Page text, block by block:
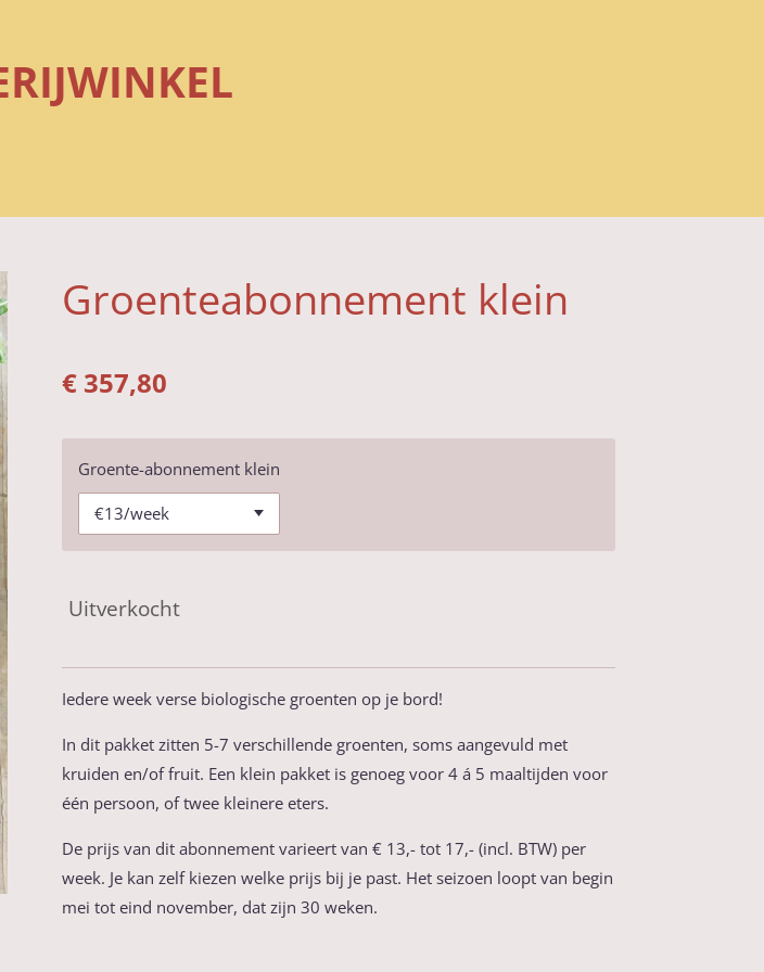
Groenteabonnement klein
€ 357,80
Groente-abonnement klein
Uitverkocht
Iedere week verse biologische groenten op je bord!
In dit pakket zitten 5-7 verschillende groenten, soms aangevuld met
kruiden en/of fruit. Een klein pakket is genoeg voor 4 á 5 maaltijden voor
één persoon, of twee kleinere eters.
De prijs van dit abonnement varieert van € 13,- tot 17,- (incl. BTW) per
week. Je kan zelf kiezen welke prijs bij je past. Het seizoen loopt van begin
mei tot eind november, dat zijn 30 weken.